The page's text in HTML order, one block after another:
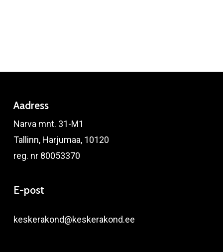
Aadress
Narva mnt. 31-M1
Tallinn, Harjumaa, 10120
reg. nr 80053370
E-post
keskerakond@keskerakond.ee